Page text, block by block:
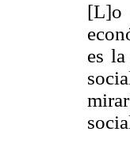
[L]o
es